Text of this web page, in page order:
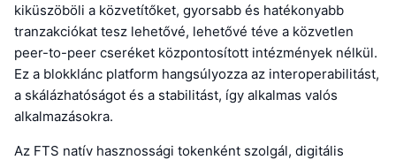
kiküszöböli a közvetítőket, gyorsabb és hatékonyabb
tranzakciókat tesz lehetővé, lehetővé téve a közvetlen
peer-to-peer cseréket központosított intézmények nélkül.
Ez a blokklánc platform hangsúlyozza az interoperabilitást,
a skálázhatóságot és a stabilitást, így alkalmas valós
alkalmazásokra.
Az FTS natív hasznossági tokenként szolgál, digitális